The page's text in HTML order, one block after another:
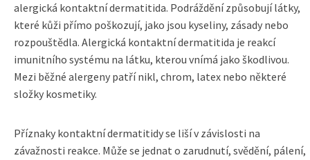
alergická kontaktní dermatitida. Podráždění způsobují látky,
které kůži přímo poškozují, jako jsou kyseliny, zásady nebo
rozpouštědla. Alergická kontaktní dermatitida je reakcí
imunitního systému na látku, kterou vnímá jako škodlivou.
Mezi běžné alergeny patří nikl, chrom, latex nebo některé
složky kosmetiky.
Příznaky kontaktní dermatitidy se liší v závislosti na
závažnosti reakce. Může se jednat o zarudnutí, svědění, pálení,